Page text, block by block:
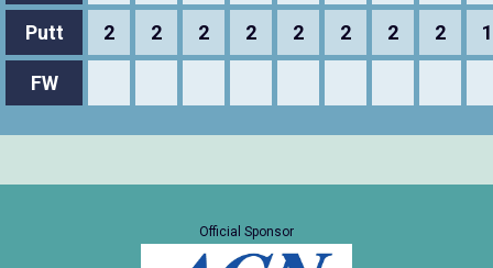
Putt 2 2 2 2 2 2 2 2 1
FW
Official Sponsor